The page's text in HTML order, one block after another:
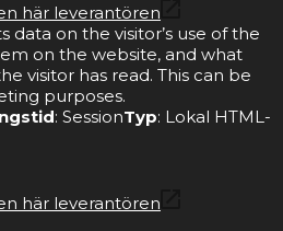
här leverantören
data on the visitor’s use of the
on the website, and what
visitor has read. This can be
purposes.
: SessionTyp: Lokal HTML-
här leverantören